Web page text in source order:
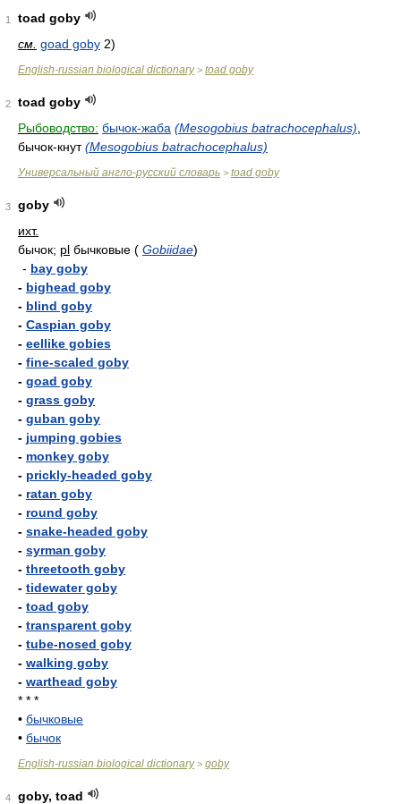
1
toad goby
см. goad goby 2)
English-russian biological dictionary> toad goby
2
toad goby
Рыбоводство: бычок-жаба (Mesogobius batrachocephalus)
бычок-кнут(Mesogobius batrachocephalus)
Универсальный англо-русский словарь > toad goby
3
goby
ихт.
бычок; pl бычковые ( Gobiidae)
- bay goby
- bighead goby
- blind goby
- Caspian goby
- eellike gobies
- fine-scaled goby
- goad goby
- grass goby
- guban goby
- jumping gobies
- monkey goby
- prickly-headed goby
- ratan goby
- round goby
- snake-headed goby
- syrman goby
- threetooth goby
- tidewater goby
- toad goby
- transparent goby
- tube-nosed goby
- walking goby
- warthead goby
* * *
• бычковые
• бычок
English-russian biological dictionary> goby
4
goby, toad